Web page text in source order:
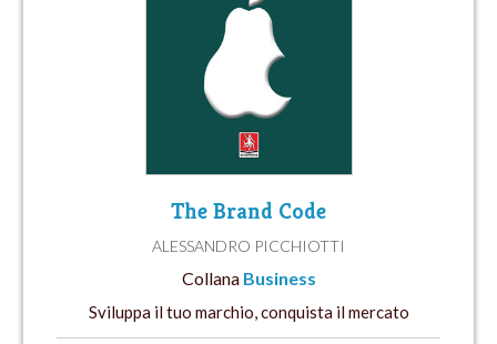
The Brand Code
ALESSANDRO PICCHIOTTI
Collana Business
Sviluppa il tuo marchio, conquista il mercato